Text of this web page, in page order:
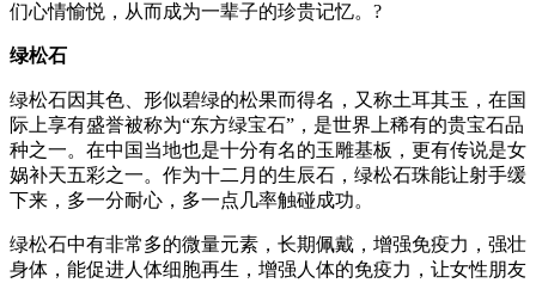
们心情愉悦，从而成为一辈子的珍贵记忆。?
绿松石
绿松石因其色、形似碧绿的松果而得名，又称土耳其玉，在国
际上享有盛誉被称为“东方绿宝石”，是世界上稀有的贵宝石品
种之一。在中国当地也是十分有名的玉雕基板，更有传说是女
娲补天五彩之一。作为十二月的生辰石，绿松石珠能让射手缓
下来，多一分耐心，多一点几率触碰成功。
绿松石中有非常多的微量元素，长期佩戴，增强免疫力，强壮
身体，能促进人体细胞再生，增强人体的免疫力，让女性朋友